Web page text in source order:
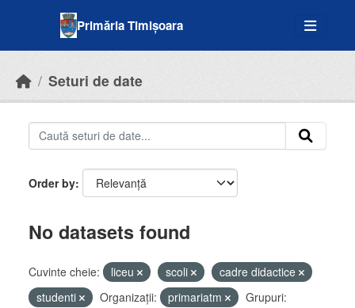
Primăria Timișoara
Seturi de date
Order by
No datasets found
Cuvinte cheie: liceu scoli
cadre didactice
studenti
Organizații: primariatm
Grupuri: